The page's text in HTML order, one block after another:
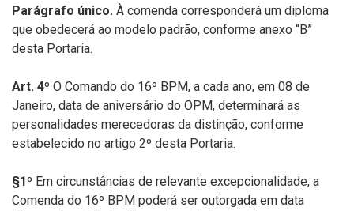
Parágrafo único. À comenda corresponderá um diploma
que obedecerá ao modelo padrão, conforme anexo “B”
desta Portaria.
Art. 4º O Comando do 16º BPM, a cada ano, em 08 de
Janeiro, data de aniversário do OPM, determinará as
personalidades merecedoras da distinção, conforme
estabelecido no artigo 2º desta Portaria.
§1º Em circunstâncias de relevante excepcionalidade, a
Comenda do 16º BPM poderá ser outorgada em data